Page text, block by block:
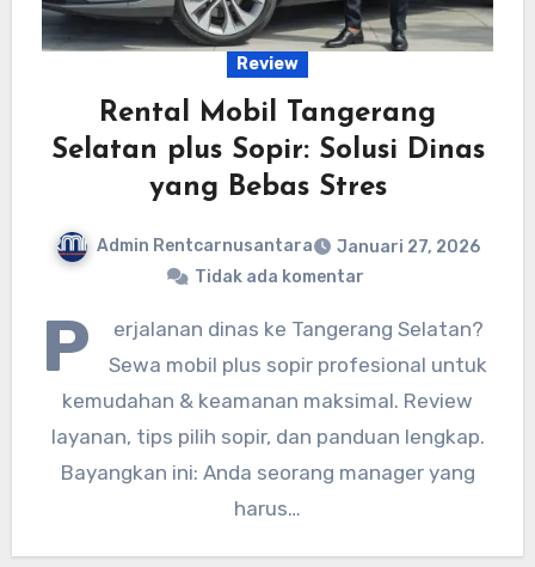
Review
Rental Mobil Tangerang
Selatan plus Sopir: Solusi Dinas
yang Bebas Stres
Admin Rentcarnusantara
Januari 27, 2026
Tidak ada komentar
P
erjalanan dinas ke Tangerang Selatan?
Sewa mobil plus sopir profesional untuk
kemudahan & keamanan maksimal. Review
layanan, tips pilih sopir, dan panduan lengkap.
Bayangkan ini: Anda seorang manager yang
harus…